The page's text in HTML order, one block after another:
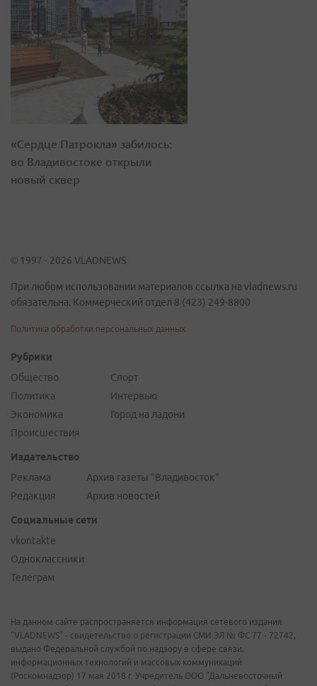
«Сердце Патрокла» забилось:
во Владивостоке открыли
новый сквер
© 1997 - 2026 VLADNEWS
При любом использовании материалов ссылка на vladnews.ru
обязательна. Коммерческий отдел 8 (423) 249-8800
Политика обработки персональных данных
Рубрики
Общество
Политика
Экономика
Происшествия
Спорт
Интервью
Город на ладони
Издательство
Реклама
Редакция
Архив газеты "Владивосток"
Архив новостей
Социальные сети
vkontakte
Одноклассники
Телеграм
На данном сайте распространяется информация сетевого издания
"VLADNEWS" - свидетельство о регистрации СМИ ЭЛ № ФС 77 - 72742,
выдано Федеральной службой по надзору в сфере связи,
информационных технологий и массовых коммуникаций
(Роскомнадзор) 17 мая 2018 г. Учредитель ООО "Дальневосточный